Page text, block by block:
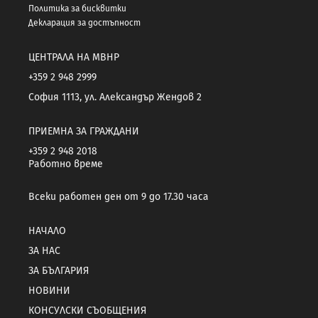
Политика за бисквитки
Декларация за достъпност
ЦЕНТРАЛА НА МВНР
+359 2 948 2999
София 1113, ул. Александър Жендов 2
ПРИЕМНА ЗА ГРАЖДАНИ
+359 2 948 2018
Работно време
Всеки работен ден от 9 до 17.30 часа
НАЧАЛО
ЗА НАС
ЗА БЪЛГАРИЯ
НОВИНИ
КОНСУЛСКИ СЪОБЩЕНИЯ